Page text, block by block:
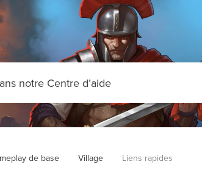
de base Village Liens rapides